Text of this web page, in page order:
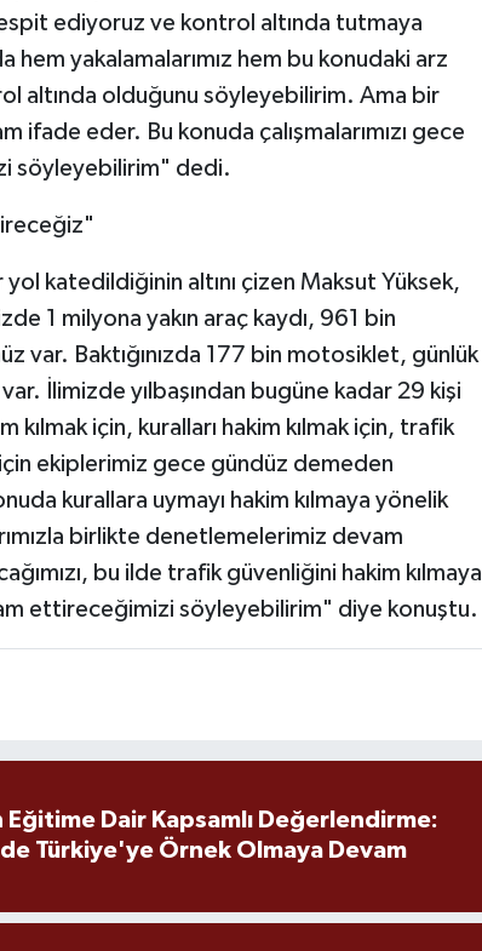
tespit ediyoruz ve kontrol altında tutmaya
hem yakalamalarımız hem bu konudaki arz
altında olduğunu söyleyebilirim. Ama bir
ifade eder. Bu konuda çalışmalarımızı gece
söyleyebilirim" dedi.
yol katedildiğinin altını çizen Maksut Yüksek,
1 milyona yakın araç kaydı, 961 bin
var. Baktığınızda 177 bin motosiklet, günlük
İlimizde yılbaşından bugüne kadar 29 kişi
için, kuralları hakim kılmak için, trafik
ekiplerimiz gece gündüz demeden
kurallara uymayı hakim kılmaya yönelik
birlikte denetlemelerimiz devam
bu ilde trafik güvenliğini hakim kılmaya
ettireceğimizi söyleyebilirim" diye konuştu.
Eğitime Dair Kapsamlı Değerlendirme:
Türkiye'ye Örnek Olmaya Devam